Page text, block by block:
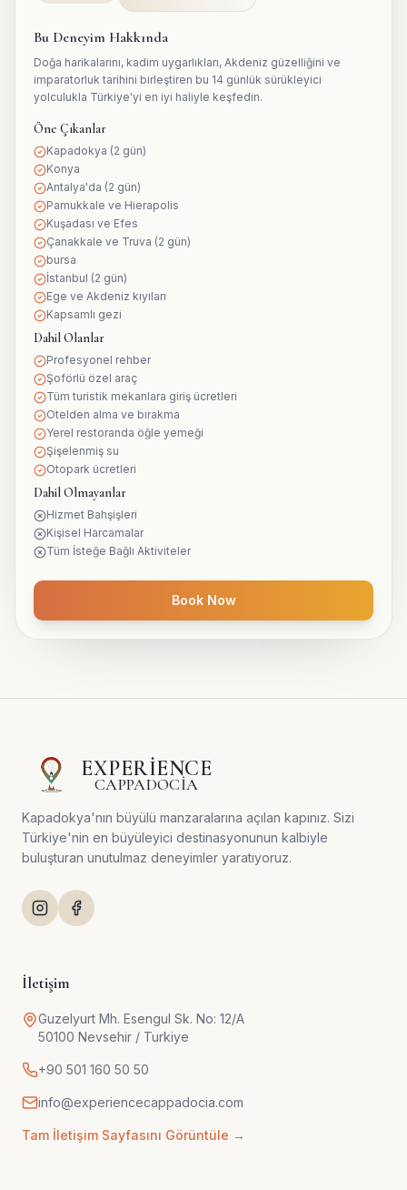
Bu Deneyim Hakkında
Doğa harikalarını, kadim uygarlıkları, Akdeniz güzelliğini ve
imparatorluk tarihini birleştiren bu 14 günlük sürükleyici
yolculukla Türkiye'yi en iyi haliyle keşfedin.
Öne Çıkanlar
Kapadokya (2 gün)
Konya
Antalya'da (2 gün)
Pamukkale ve Hierapolis
Kuşadası ve Efes
Çanakkale ve Truva (2 gün)
bursa
İstanbul (2 gün)
Ege ve Akdeniz kıyıları
Kapsamlı gezi
Dahil Olanlar
Profesyonel rehber
Şoförlü özel araç
Tüm turistik mekanlara giriş ücretleri
Otelden alma ve bırakma
Yerel restoranda öğle yemeği
Şişelenmiş su
Otopark ücretleri
Dahil Olmayanlar
Hizmet Bahşişleri
Kişisel Harcamalar
Tüm İsteğe Bağlı Aktiviteler
Book Now
EXPERIENCE
CAPPADOCIA
Kapadokya'nın büyülü manzaralarına açılan kapınız. Sizi
Türkiye'nin en büyüleyici destinasyonunun kalbiyle
buluşturan unutulmaz deneyimler yaratıyoruz.
İletişim
Guzelyurt Mh. Esengul Sk. No: 12/A
50100 Nevsehir / Turkiye
+90 501 160 50 50
info@experiencecappadocia.com
Tam İletişim Sayfasını Görüntüle →